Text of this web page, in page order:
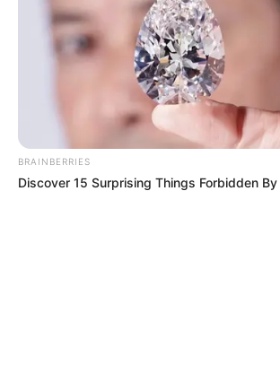
INSTITUTO DE PROTECCIÓN Y
BOGOTÁ
MANTÉNGASE EN ALERTA
Tenemos todas las
favor, active las
BRAINBERRIES
Discover 15 Surprising Things Forbidden